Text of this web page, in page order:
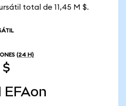
total de 11,45 M $.
(24 H)
EFAon